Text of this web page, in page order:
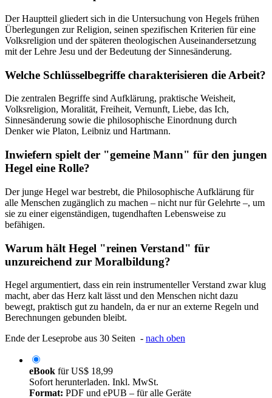
Der Hauptteil gliedert sich in die Untersuchung von Hegels frühen
Überlegungen zur Religion, seinen spezifischen Kriterien für eine
Volksreligion und der späteren theologischen Auseinandersetzung
mit der Lehre Jesu und der Bedeutung der Sinnesänderung.
Welche Schlüsselbegriffe charakterisieren die Arbeit?
Die zentralen Begriffe sind Aufklärung, praktische Weisheit,
Volksreligion, Moralität, Freiheit, Vernunft, Liebe, das Ich,
Sinnesänderung sowie die philosophische Einordnung durch
Denker wie Platon, Leibniz und Hartmann.
Inwiefern spielt der "gemeine Mann" für den jungen
Hegel eine Rolle?
Der junge Hegel war bestrebt, die Philosophische Aufklärung für
alle Menschen zugänglich zu machen – nicht nur für Gelehrte –, um
sie zu einer eigenständigen, tugendhaften Lebensweise zu
befähigen.
Warum hält Hegel "reinen Verstand" für
unzureichend zur Moralbildung?
Hegel argumentiert, dass ein rein instrumenteller Verstand zwar klug
macht, aber das Herz kalt lässt und den Menschen nicht dazu
bewegt, praktisch gut zu handeln, da er nur an externe Regeln und
Berechnungen gebunden bleibt.
Ende der Leseprobe aus 30 Seiten - nach oben
eBook fürUS$ 18,99
Sofort herunterladen. Inkl. MwSt.
Format: PDF und ePUB – für alle Geräte